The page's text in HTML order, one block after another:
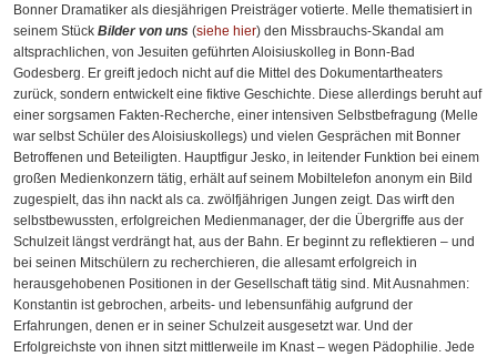
Bonner Dramatiker als diesjährigen Preisträger votierte. Melle thematisiert in
seinem Stück Bilder von uns (siehe hier) den Missbrauchs-Skandal am
altsprachlichen, von Jesuiten geführten Aloisiuskolleg in Bonn-Bad
Godesberg. Er greift jedoch nicht auf die Mittel des Dokumentartheaters
zurück, sondern entwickelt eine fiktive Geschichte. Diese allerdings beruht auf
einer sorgsamen Fakten-Recherche, einer intensiven Selbstbefragung (Melle
war selbst Schüler des Aloisiuskollegs) und vielen Gesprächen mit Bonner
Betroffenen und Beteiligten. Hauptfigur Jesko, in leitender Funktion bei einem
großen Medienkonzern tätig, erhält auf seinem Mobiltelefon anonym ein Bild
zugespielt, das ihn nackt als ca. zwölfjährigen Jungen zeigt. Das wirft den
selbstbewussten, erfolgreichen Medienmanager, der die Übergriffe aus der
Schulzeit längst verdrängt hat, aus der Bahn. Er beginnt zu reflektieren – und
bei seinen Mitschülern zu recherchieren, die allesamt erfolgreich in
herausgehobenen Positionen in der Gesellschaft tätig sind. Mit Ausnahmen:
Konstantin ist gebrochen, arbeits- und lebensunfähig aufgrund der
Erfahrungen, denen er in seiner Schulzeit ausgesetzt war. Und der
Erfolgreichste von ihnen sitzt mittlerweile im Knast – wegen Pädophilie. Jede